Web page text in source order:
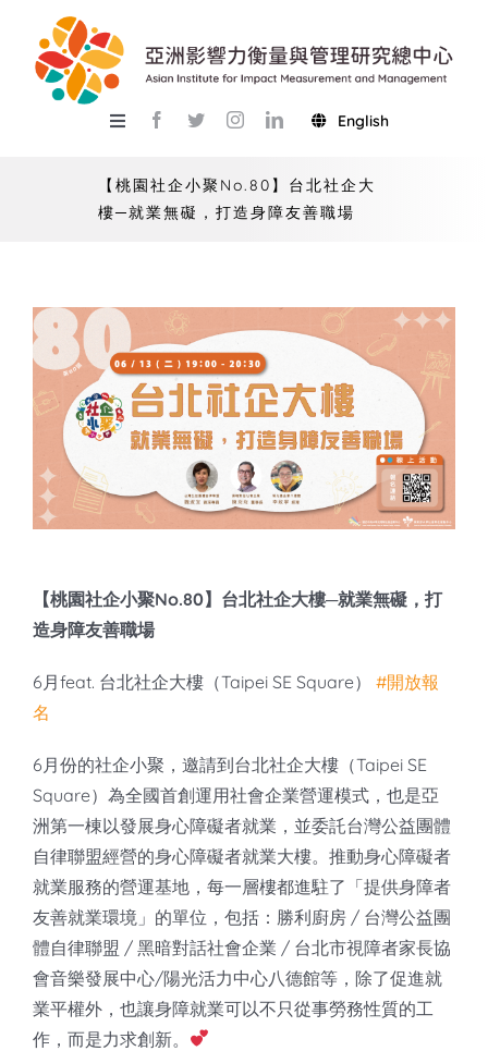
content
Toggle
教學
知識庫
English
【桃園社企小聚No.80】台北社企大
樓─就業無礙，打造身障友善職場
【桃園社企小聚No.80】台北社企大樓─就業無礙，打
造身障友善職場
6月feat. 台北社企大樓（Taipei SE Square） #開放報
名
6月份的社企小聚，邀請到台北社企大樓（Taipei SE
Square）為全國首創運用社會企業營運模式，也是亞
洲第一棟以發展身心障礙者就業，並委託台灣公益團體
自律聯盟經營的身心障礙者就業大樓。推動身心障礙者
就業服務的營運基地，每一層樓都進駐了「提供身障者
友善就業環境」的單位，包括：勝利廚房 / 台灣公益團
體自律聯盟 / 黑暗對話社會企業 / 台北市視障者家長協
會音樂發展中心/陽光活力中心八德館等，除了促進就
業平權外，也讓身障就業可以不只從事勞務性質的工
作，而是力求創新。